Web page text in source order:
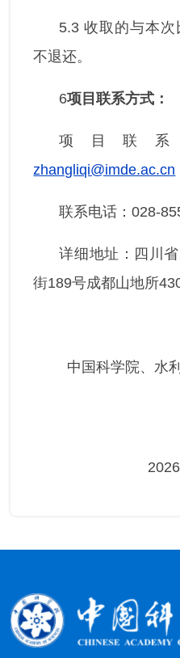
5.3 收取的与本
不退还。
6项目联系方式：
项目联
zhangliqi@imde.ac.cn
联系电话：028-
详细地址：四川
街189号成都山地所
中国科学院、水